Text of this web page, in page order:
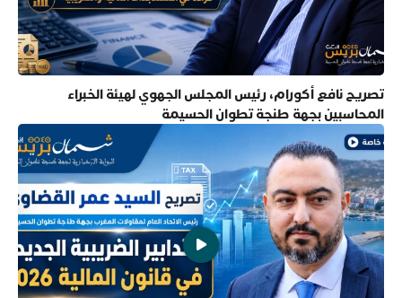
تصريح نافع أكورام، رئيس المجلس الجهوي لهيئة الخبراء
المحاسبين بجهة طنجة تطوان الحسيمة